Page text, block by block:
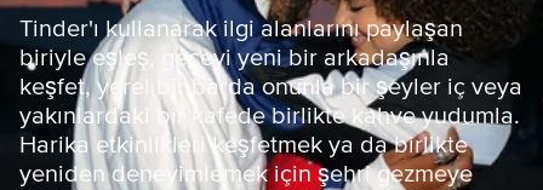
Tinder'ı kullanarak ilgi alanlarını paylaşan
biriyle eşleş, geceyi yeni bir arkadaşınla
keşfet, yerel bir barda onunla bir şeyler iç veya
yakınlardaki bir kafede birlikte kahve yudumla.
Harika etkinlikleri keşfetmek ya da birlikte
yeniden deneyimlemek için şehri gezmeye